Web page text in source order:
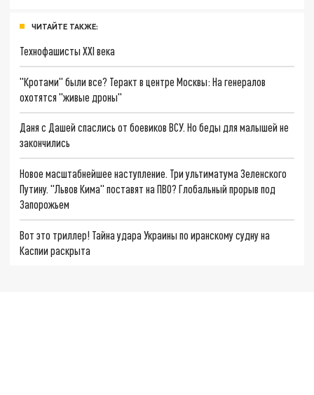
ЧИТАЙТЕ ТАКЖЕ:
Технофашисты XXI века
"Кротами" были все? Теракт в центре Москвы: На генералов
охотятся "живые дроны"
Даня с Дашей спаслись от боевиков ВСУ. Но беды для малышей не
закончились
Новое масштабнейшее наступление. Три ультиматума Зеленского
Путину. "Львов Кима" поставят на ПВО? Глобальный прорыв под
Запорожьем
Вот это триллер! Тайна удара Украины по иранскому судну на
Каспии раскрыта